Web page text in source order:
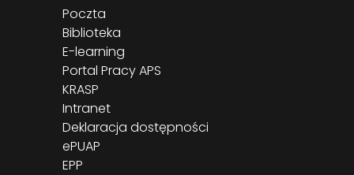
Poczta
Biblioteka
E-learning
Portal Pracy APS
KRASP
Intranet
Deklaracja dostępności
ePUAP
EPP